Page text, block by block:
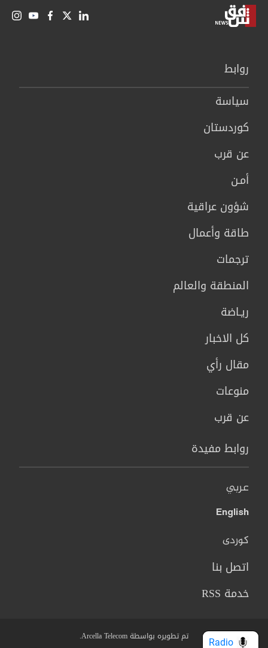
روابط
سیاسة
كوردستان
عن قرب
أمـن
شؤون عراقية
طاقة وأعمال
ترجمات
المنطقة والعالم
ريـاضة
كل الاخبار
مقال رأي
منوعات
عن قرب
روابط مفيدة
عربي
English
کوردی
اتصل بنا
خدمة RSS
تم تطويره بواسطة Arcella Telecom.
Radio